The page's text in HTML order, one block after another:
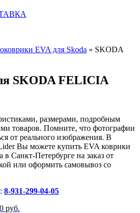
EVA для Skoda » SKODA
SKODA FELICIA
размерами, подробным
товаров. Помните, что фотографии
от реального изображения. В
Вы можете купить EVA коврики
Санкт-Петербурге на заказ от
или оформить самовывоз со
8-931-299-04-05
руб.